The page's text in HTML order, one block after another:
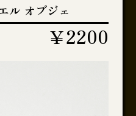
ル オブジェ
￥2200